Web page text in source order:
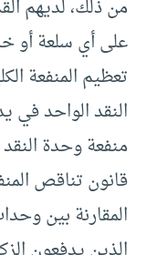
من ذلك، لديهم
على أي سلعة أو
تعظيم المنفعة
النقد الواحد في
منفعة وحدة
قانون تناقص
المقارنة بين